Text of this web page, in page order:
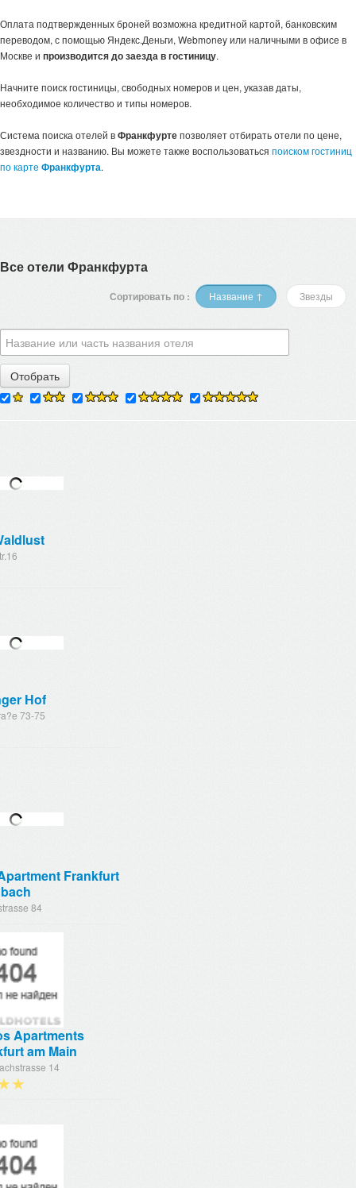
Оплата подтвержденных броней возможна кредитной картой, банковским
переводом, с помощью Яндекс.Деньги, Webmoney или наличными в офисе в
Москве и производится до заезда в гостиницу.
Начните поиск гостиницы, свободных номеров и цен, указав даты,
необходимое количество и типы номеров.
Система поиска отелей вФранкфуртепозволяет отбирать отели по цене,
звездности и названию. Вы можете также воспользоваться поиском гостиниц
по карте Франкфурта.
Все отели Франкфурта
Сортировать по : Название ↑ Звезды
Hof
73-75
Frankfurt
84
Apartments
am Main
14